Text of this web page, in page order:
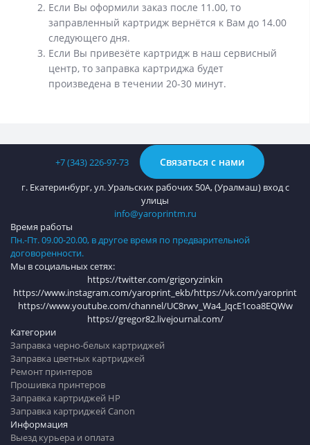
Если Вы оформили заказ после 11.00, то
заправленный картридж вернётся к Вам до 14.00
следующего дня.
Если Вы привезёте картридж в наш сервисный
центр, то заправка картриджа будет
произведена в течении 20-30 минут.
+7 (343) 226-97-73 Связаться с нами
г. Екатеринбург, ул. Уральских рабочих 50А, (Уралмаш) вход с
улицы
info@yaroprintm.ru
Категории
Заправка черно-белых картриджей
Заправка цветных картриджей
Ремонт принтеров
Прошивка принтеров
Заправка картриджей HP
Заправка картриджей Canon
Информация
Выезд курьера и оплата
Время работы
Пн.-Пт. 09.00-20.00, в другое время по предварительной
договоренности.
Мы в социальных сетях:
https://twitter.com/grigoryzinkin
https://www.instagram.com/yaroprint_ekb/https://vk.com/yaroprint
https://www.youtube.com/channel/UC8rwv_Wa4_JqcE1coa8EQWw
https://gregor82.livejournal.com/